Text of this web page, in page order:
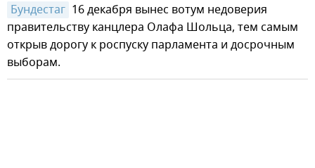
Бундестаг 16 декабря вынес вотум недоверия
правительству канцлера Олафа Шольца, тем самым
открыв дорогу к роспуску парламента и досрочным
выборам.